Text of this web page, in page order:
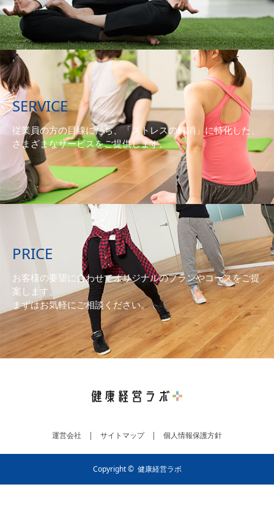
SERVICE
従業員の方の目線にたち、「ストレスの解消」に特化した、
さまざまなサービスをご提供します。
PRICE
お客様の要望に合わせてオリジナルのプランやコースをご提
案します。
まずはお気軽にご相談ください。
運営会社 サイトマップ| 個人情報保護方針
Copyright © 健康経営ラボ